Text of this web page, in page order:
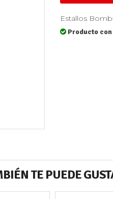
Estallos
Producto
TE PUEDE